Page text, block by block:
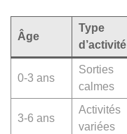
Âge
Type
d’activité
0-3 ans
Sorties
calmes
3-6 ans
Activités
variées